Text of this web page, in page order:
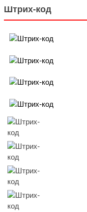
Штрих-код